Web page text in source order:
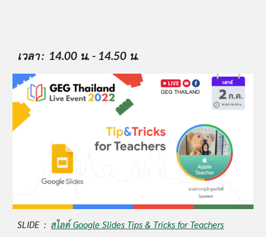
เวลา :  14.00 น. - 14.50 น.
SLIDE  : สไลด์ Google Slides Tips & Tricks for Teachers